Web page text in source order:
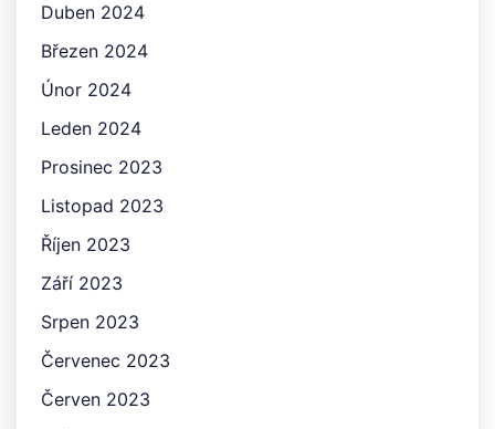
Duben 2024
Březen 2024
Únor 2024
Leden 2024
Prosinec 2023
Listopad 2023
Říjen 2023
Září 2023
Srpen 2023
Červenec 2023
Červen 2023